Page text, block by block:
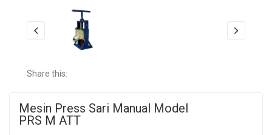
Share this:
Mesin Press Sari Manual Model
PRS M ATT